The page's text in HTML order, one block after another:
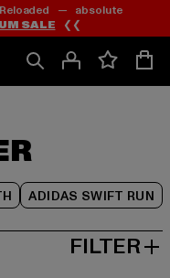
— absolute
SALE ❮❮
ADIDAS SWIFT RUN
FILTER